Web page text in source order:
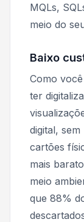
MQLs,
meio do
Baixo
Como
ter
digital,
cartões
mais
meio
que 88%